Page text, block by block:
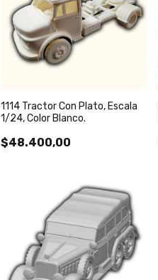
1114 Tractor Con Plato, Escala
1/24, Color Blanco.
$48.400,00